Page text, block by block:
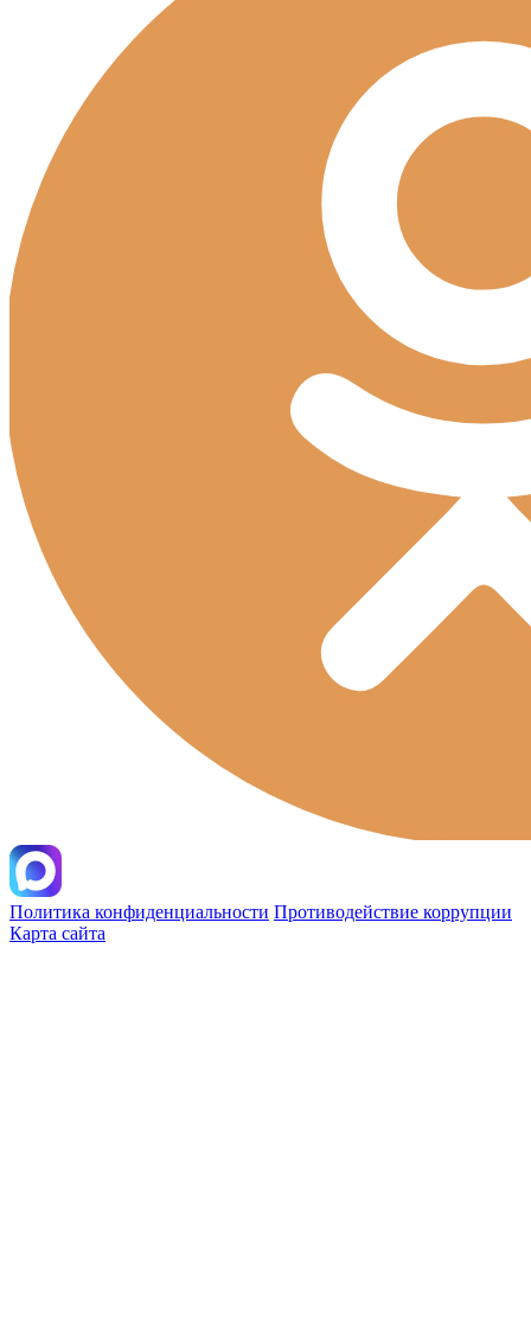
Политика конфиденциальности Противодействие коррупции
Карта сайта